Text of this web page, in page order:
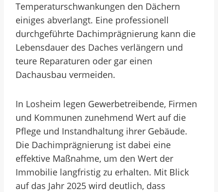
Temperaturschwankungen den Dächern
einiges abverlangt. Eine professionell
durchgeführte Dachimprägnierung kann die
Lebensdauer des Daches verlängern und
teure Reparaturen oder gar einen
Dachausbau vermeiden.
In Losheim legen Gewerbetreibende, Firmen
und Kommunen zunehmend Wert auf die
Pflege und Instandhaltung ihrer Gebäude.
Die Dachimprägnierung ist dabei eine
effektive Maßnahme, um den Wert der
Immobilie langfristig zu erhalten. Mit Blick
auf das Jahr 2025 wird deutlich, dass